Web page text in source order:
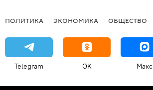
ПОЛИТИКА ЭКОНОМИКА ОБЩЕСТВО
Telegram OK Макс